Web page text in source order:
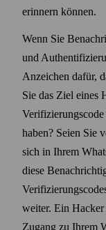
erinnern können.
Wenn Sie
und
Anzeichen dafür,
Sie das Ziel eines
haben? Seien Sie
sich in Ihrem
diese
weiter. Ein
Zugang zu Ihrem